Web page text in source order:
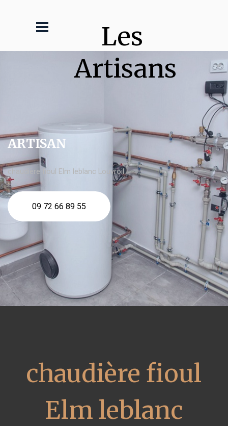
Les
Artisans
ARTISAN
chaudière fioul Elm leblanc Louvroil
09 72 66 89 55
chaudière fioul
Elm leblanc